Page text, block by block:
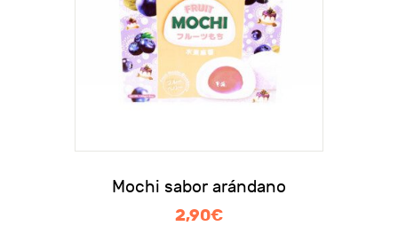
Mochi sabor arándano
2,90€